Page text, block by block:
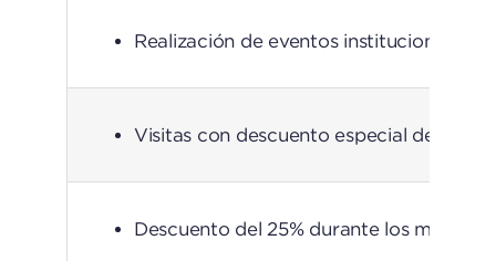
Realización de eventos institucionales,
Visitas con descuento especial del 15%
Descuento del 25% durante los meses